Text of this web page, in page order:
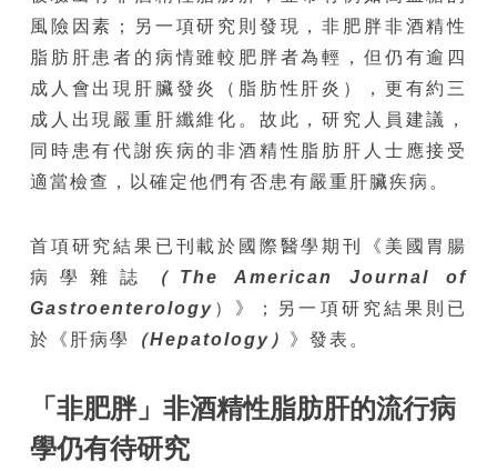
風險因素；另一項研究則發現，非肥胖非酒精性
脂肪肝患者的病情雖較肥胖者為輕，但仍有逾四
成人會出現肝臟發炎（脂肪性肝炎），更有約三
成人出現嚴重肝纖維化。故此，研究人員建議，
同時患有代謝疾病的非酒精性脂肪肝人士應接受
適當檢查，以確定他們有否患有嚴重肝臟疾病。
首項研究結果已刊載於國際醫學期刊《美國胃腸
病學雜誌
（The American Journal of
Gastroenterology ）》；另一項研究結果則已
於《肝病學
（Hepatology） 》發表。
「非肥胖」非酒精性脂肪肝的流行病
學仍有待研究